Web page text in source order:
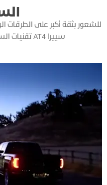
للشعور بثقة أكبر على
سييرا AT4 تقنيات السلامة الفعّالةوالشاملة.